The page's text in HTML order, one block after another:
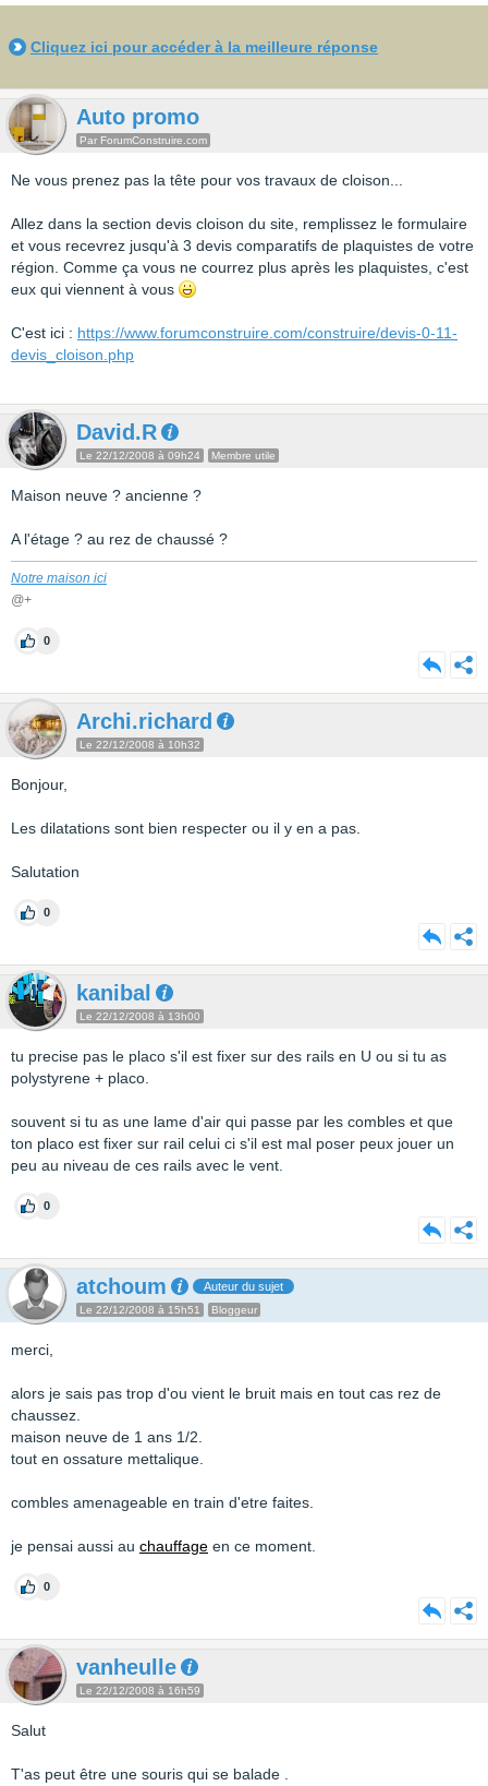
Cliquez ici pour accéder à la meilleure réponse
Auto promo
Par ForumConstruire.com
Ne vous prenez pas la tête pour vos travaux de cloison...
Allez dans la section devis cloison du site, remplissez le formulaire
et vous recevrez jusqu'à 3 devis comparatifs de plaquistes de votre
région. Comme ça vous ne courrez plus après les plaquistes, c'est
eux qui viennent à vous
C'est ici : https://www.forumconstruire.com/construire/devis-0-11-
devis_cloison.php
David.R
Le 22/12/2008 à 09h24 Membre utile
Maison neuve ? ancienne ?
A l'étage ? au rez de chaussé ?
Notre maison ici
@+
0
Archi.richard
Le 22/12/2008 à 10h32
Bonjour,
Les dilatations sont bien respecter ou il y en a pas.
Salutation
0
kanibal
Le 22/12/2008 à 13h00
tu precise pas le placo s'il est fixer sur des rails en U ou si tu as
polystyrene + placo.
souvent si tu as une lame d'air qui passe par les combles et que
ton placo est fixer sur rail celui ci s'il est mal poser peux jouer un
peu au niveau de ces rails avec le vent.
0
atchoum Auteur du sujet
Le 22/12/2008 à 15h51 Bloggeur
merci,
alors je sais pas trop d'ou vient le bruit mais en tout cas rez de
chaussez.
maison neuve de 1 ans 1/2.
tout en ossature mettalique.
combles amenageable en train d'etre faites.
je pensai aussi au chauffage en ce moment.
0
vanheulle
Le 22/12/2008 à 16h59
Salut
T'as peut être une souris qui se balade .